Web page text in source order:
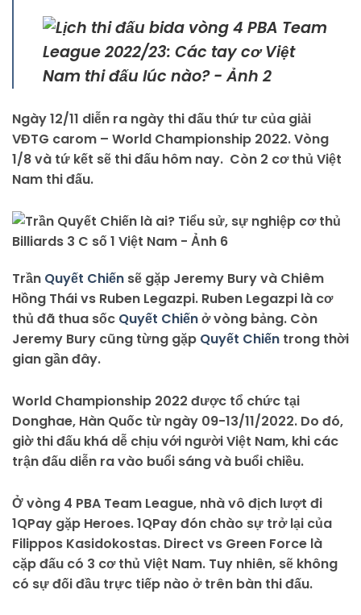
Ngày 12/11 diễn ra ngày thi đấu thứ tư của giải
VĐTG carom – World Championship 2022. Vòng
1/8 và tứ kết sẽ thi đấu hôm nay. Còn 2 cơ thủ Việt
Nam thi đấu.
Trần Quyết Chiến sẽ gặp Jeremy Bury và Chiêm
Hồng Thái vs Ruben Legazpi. Ruben Legazpi là cơ
thủ đã thua sốc Quyết Chiếnở vòng bảng. Còn
Jeremy Bury cũng từng gặp Quyết Chiến trong thời
gian gần đây.
World Championship 2022 được tổ chức tại
Donghae, Hàn Quốc từ ngày 09-13/11/2022. Do đó,
giờ thi đấu khá dễ chịu với người Việt Nam, khi các
trận đấu diễn ra vào buổi sáng và buổi chiều.
Ở vòng 4 PBA Team League, nhà vô địch lượt đi
1QPay gặp Heroes. 1QPay đón chào sự trở lại của
Filippos Kasidokostas. Direct vs Green Force là
cặp đấu có 3 cơ thủ Việt Nam. Tuy nhiên, sẽ không
có sự đối đầu trực tiếp nào ở trên bàn thi đấu.